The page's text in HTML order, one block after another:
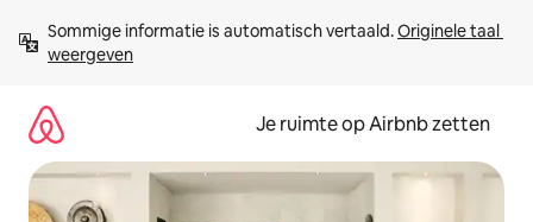
direct
naar
Sommige informatie is automatisch vertaald. Originele taal
weergeven
Je ruimte op Airbnb zetten